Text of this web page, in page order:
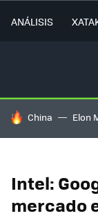
ANÁLISIS
HOY SE HABLA
China Elon
Intel:
mercado